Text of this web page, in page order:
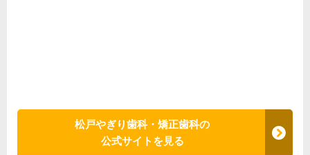
松戸やぎり歯科・矯正歯科の
公式サイトを見る